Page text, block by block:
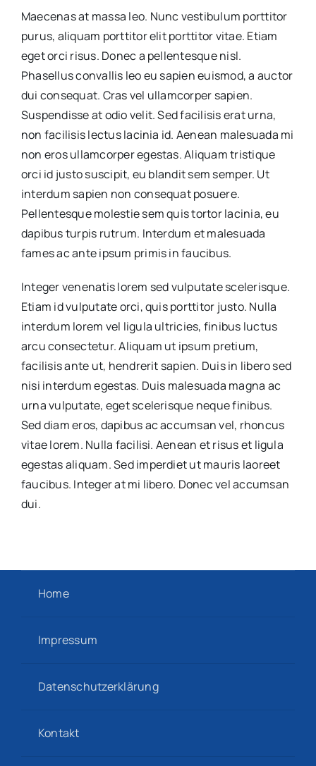
Maecenas at massa leo. Nunc vestibulum porttitor
purus, aliquam porttitor elit porttitor vitae. Etiam
eget orci risus. Donec a pellentesque nisl.
Phasellus convallis leo eu sapien euismod, a auctor
dui consequat. Cras vel ullamcorper sapien.
Suspendisse at odio velit. Sed facilisis erat urna,
non facilisis lectus lacinia id. Aenean malesuada mi
non eros ullamcorper egestas. Aliquam tristique
orci id justo suscipit, eu blandit sem semper. Ut
interdum sapien non consequat posuere.
Pellentesque molestie sem quis tortor lacinia, eu
dapibus turpis rutrum. Interdum et malesuada
fames ac ante ipsum primis in faucibus.
Integer venenatis lorem sed vulputate scelerisque.
Etiam id vulputate orci, quis porttitor justo. Nulla
interdum lorem vel ligula ultricies, finibus luctus
arcu consectetur. Aliquam ut ipsum pretium,
facilisis ante ut, hendrerit sapien. Duis in libero sed
nisi interdum egestas. Duis malesuada magna ac
urna vulputate, eget scelerisque neque finibus.
Sed diam eros, dapibus ac accumsan vel, rhoncus
vitae lorem. Nulla facilisi. Aenean et risus et ligula
egestas aliquam. Sed imperdiet ut mauris laoreet
faucibus. Integer at mi libero. Donec vel accumsan
dui.
Home
Impressum
Datenschutzerklärung
Kontakt